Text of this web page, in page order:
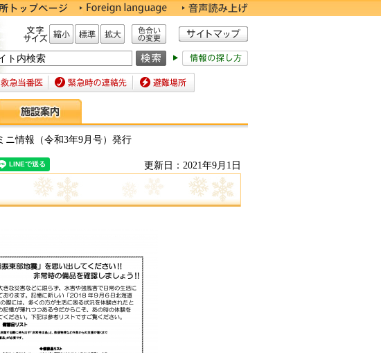
文字サイズ 縮小 標準 拡大
色合いの変更
当番医 緊急時の連絡先 避難場所
ニ情報（令和3年9月号）発行
更新日：2021年9月1日